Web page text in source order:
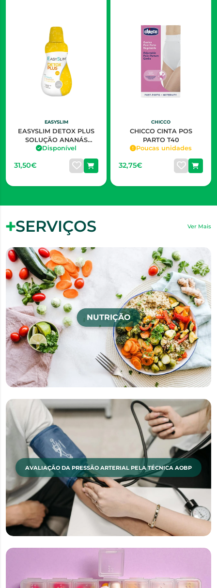
EASYSLIM
EASYSLIM DETOX PLUS
SOLUÇÃO ANANÁS
500ML
Disponível
31,50€
CHICCO
CHICCO CINTA POS
PARTO T40
Poucas unidades
32,75€
SERVIÇOS Ver Mais
NUTRIÇÃO
AVALIAÇÃO DA PRESSÃO ARTERIAL PELA TÉCNICA AOBP